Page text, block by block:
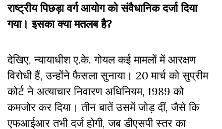
राष्ट्रीय पिछड़ा वर्ग आयोग को संवैधानिक दर्जा दिया
गया। इसका क्या मतलब है?
देखिए, न्यायाधीश ए.के. गोयल कई मामलों में आरक्षण
विरोधी हैं, उन्होंने फैसला सुनाया। 20 मार्च को सुप्रीम
कोर्ट ने अत्याचार निवारण अधिनियम, 1989 को
कमजोर कर दिया। तीन बातें उसमें जोड़ दीं, जैसे कि
एफआईआर तभी दर्ज होगी, जब डीएसपी स्तर का